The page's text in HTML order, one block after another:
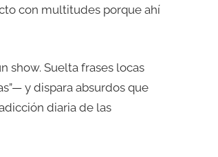
con multitudes porque ahí
show. Suelta frases locas
y dispara absurdos que
diaria de las